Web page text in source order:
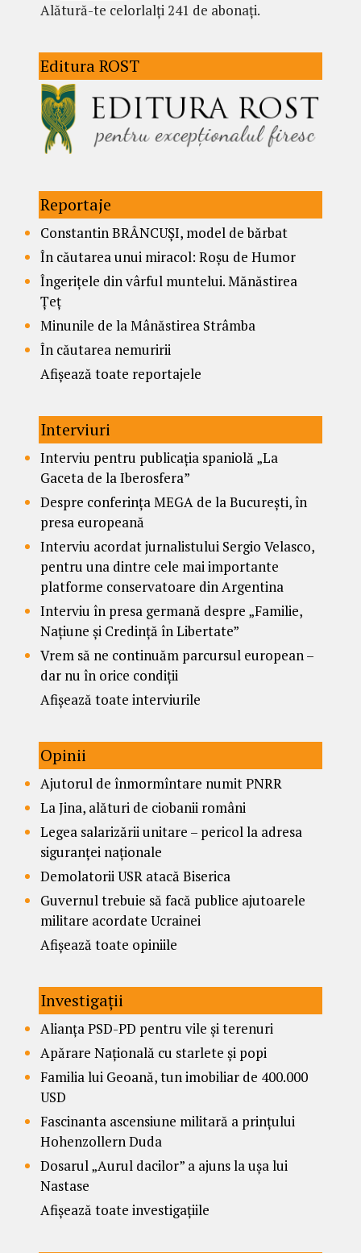
Alătură-te celorlalți 241 de abonați.
Editura ROST
Reportaje
Constantin BRÂNCUȘI, model de bărbat
În căutarea unui miracol: Roșu de Humor
Îngerițele din vârful muntelui. Mănăstirea
Țeț
Minunile de la Mânăstirea Strâmba
În căutarea nemuririi
Afișează toate reportajele
Interviuri
Interviu pentru publicația spaniolă „La
Gaceta de la Iberosfera”
Despre conferința MEGA de la București, în
presa europeană
Interviu acordat jurnalistului Sergio Velasco,
pentru una dintre cele mai importante
platforme conservatoare din Argentina
Interviu în presa germană despre „Familie,
Națiune și Credință în Libertate”
Vrem să ne continuăm parcursul european –
dar nu în orice condiții
Afișează toate interviurile
Opinii
Ajutorul de înmormîntare numit PNRR
La Jina, alături de ciobanii români
Legea salarizării unitare – pericol la adresa
siguranței naționale
Demolatorii USR atacă Biserica
Guvernul trebuie să facă publice ajutoarele
militare acordate Ucrainei
Afișează toate opiniile
Investigații
Alianța PSD-PD pentru vile și terenuri
Apărare Națională cu starlete și popi
Familia lui Geoană, tun imobiliar de 400.000
USD
Fascinanta ascensiune militară a prințului
Hohenzollern Duda
Dosarul „Aurul dacilor” a ajuns la ușa lui
Nastase
Afișează toate investigațiile